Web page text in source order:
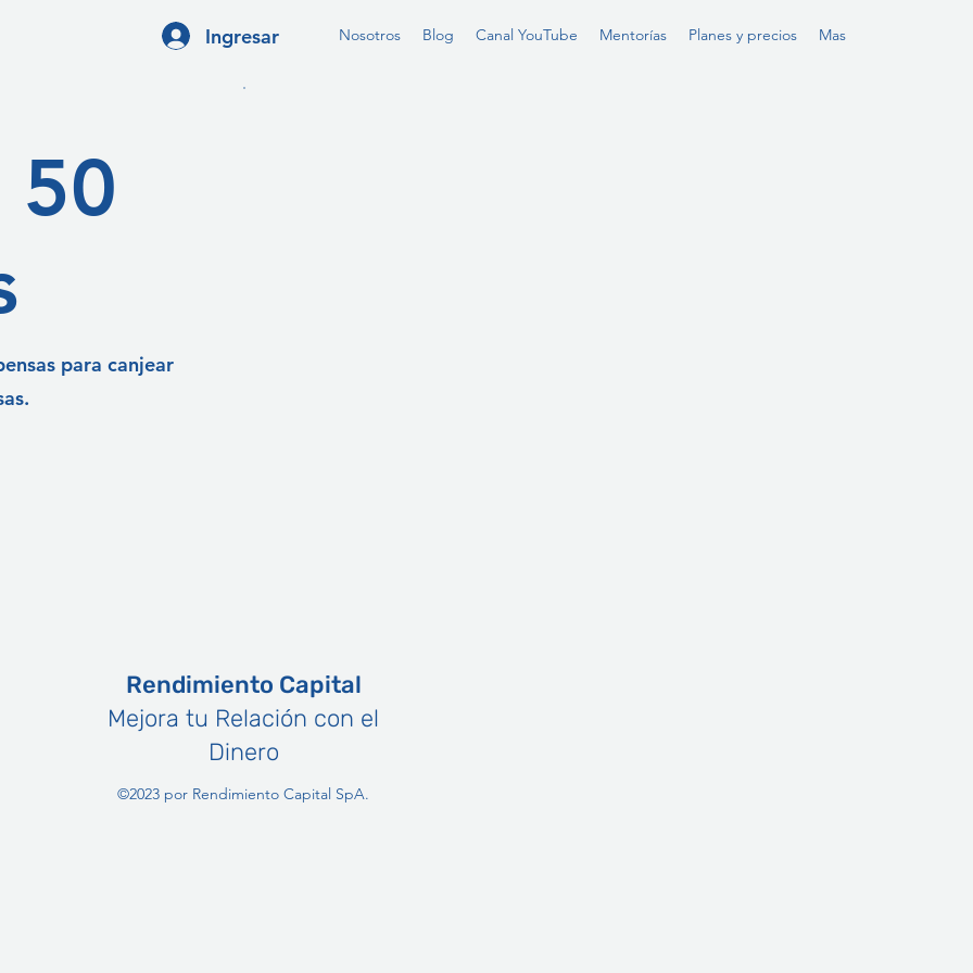
Ingresar Nosotros Blog Canal YouTube Mentorías Planes y precios Mas
50
para canjear
Rendimiento Capital
Mejora tu Relación con el
Dinero
©2023 por Rendimiento Capital SpA.